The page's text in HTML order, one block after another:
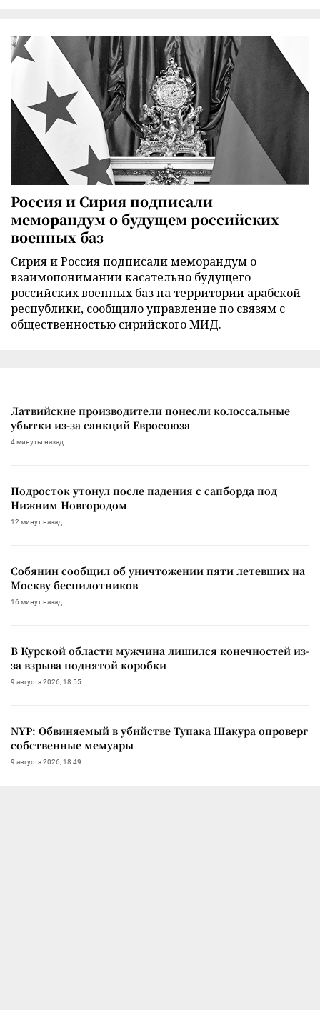
Россия и Сирия подписали
меморандум о будущем российских
военных баз
Сирия и Россия подписали меморандум о
взаимопонимании касательно будущего
российских военных баз на территории арабской
республики, сообщило управление по связям с
общественностью сирийского МИД.
Латвийские производители понесли колоссальные
убытки из-за санкций Евросоюза
4 минуты назад
Подросток утонул после падения с сапборда под
Нижним Новгородом
12 минут назад
Собянин сообщил об уничтожении пяти летевших на
Москву беспилотников
16 минут назад
В Курской области мужчина лишился конечностей из-
за взрыва поднятой коробки
9 августа 2026, 18:55
NYP: Обвиняемый в убийстве Тупака Шакура опроверг
собственные мемуары
9 августа 2026, 18:49